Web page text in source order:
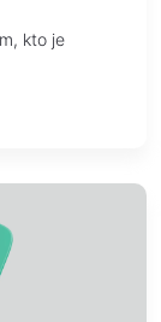
kto je